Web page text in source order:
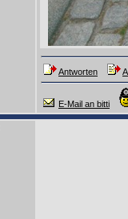
Antworten
E-Mail an bitti